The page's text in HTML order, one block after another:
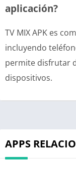
aplicación?
TV MIX APK es
incluyendo
permite disfrutar
dispositivos.
APPS